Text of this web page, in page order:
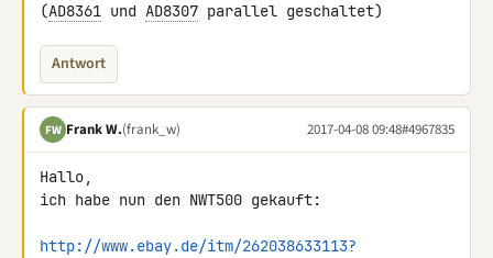
(AD8361 und AD8307 parallel geschaltet)
Antwort
FW Frank W.(frank_w) 2017-04-08 09:48#4967835
Hallo,
ich habe nun den NWT500 gekauft:
http://www.ebay.de/itm/262038633113?